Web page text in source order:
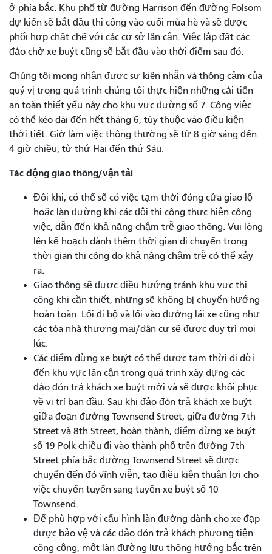
ở phía bắc. Khu phố từ đường Harrison đến đường Folsom
dự kiến ​​sẽ bắt đầu thi công vào cuối mùa hè và sẽ được
phối hợp chặt chẽ với các cơ sở lân cận. Việc lắp đặt các
đảo chờ xe buýt cũng sẽ bắt đầu vào thời điểm sau đó.
Chúng tôi mong nhận được sự kiên nhẫn và thông cảm của
quý vị trong quá trình chúng tôi thực hiện những cải tiến
an toàn thiết yếu này cho khu vực đường số 7. Công việc
có thể kéo dài đến hết tháng 6, tùy thuộc vào điều kiện
thời tiết. Giờ làm việc thông thường sẽ từ 8 giờ sáng đến
4 giờ chiều, từ thứ Hai đến thứ Sáu.
Tác động giao thông/vận tải
Đôi khi, có thể sẽ có việc tạm thời đóng cửa giao lộ
hoặc làn đường khi các đội thi công thực hiện công
việc, dẫn đến khả năng chậm trễ giao thông. Vui lòng
lên kế hoạch dành thêm thời gian di chuyển trong
thời gian thi công do khả năng chậm trễ có thể xảy
ra.
Giao thông sẽ được điều hướng tránh khu vực thi
công khi cần thiết, nhưng sẽ không bị chuyển hướng
hoàn toàn. Lối đi bộ và lối vào đường lái xe cũng như
các tòa nhà thương mại/dân cư sẽ được duy trì mọi
lúc.
Các điểm dừng xe buýt có thể được tạm thời di dời
đến khu vực lân cận trong quá trình xây dựng các
đảo đón trả khách xe buýt mới và sẽ được khôi phục
về vị trí ban đầu. Sau khi đảo đón trả khách xe buýt
giữa đoạn đường Townsend Street, giữa đường 7th
Street và 8th Street, hoàn thành, điểm dừng xe buýt
số 19 Polk chiều đi vào thành phố trên đường 7th
Street phía bắc đường Townsend Street sẽ được
chuyển đến đó vĩnh viễn, tạo điều kiện thuận lợi cho
việc chuyển tuyến sang tuyến xe buýt số 10
Townsend.
Để phù hợp với cấu hình làn đường dành cho xe đạp
được bảo vệ và các đảo đón trả khách phương tiện
công cộng, một làn đường lưu thông hướng bắc trên